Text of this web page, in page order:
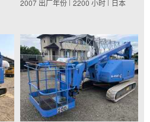
2007 出厂年份 2200 小时 日本